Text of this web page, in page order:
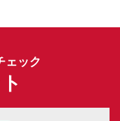
ェック